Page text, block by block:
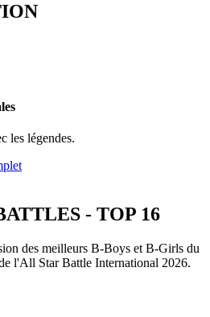
les légendes.
- TOP 16
des meilleurs B-Boys et B-Girls du
l'All Star Battle International 2026.